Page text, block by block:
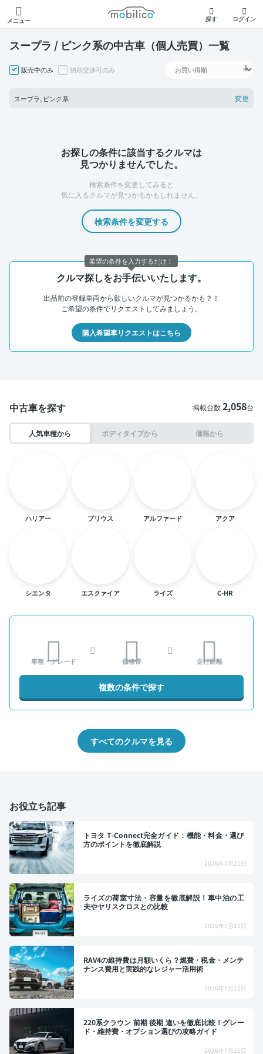
メニュー
モビリコ
探す ログイン
スープラ / ピンク系の中古車（個人売買）一覧
販売中のみ 納期交渉可のみ
スープラ, ピンク系 変更
お探しの条件に該当するクルマは
見つかりませんでした。
検索条件を変更してみると
気に入るクルマが見つかるかもしれません。
検索条件を変更する
クルマ探しをお手伝いいたします。
出品前の登録車両から欲しいクルマが見つかるかも？！
ご希望の条件でリクエストしてみましょう。
購入希望車リクエストはこちら
中古車を探す 掲載台数2,058台
人気車種から ボディタイプから 価格から
ハリアー プリウス アルファード アクア
シエンタ エスクァイア ライズ C-HR
車種・グレード 価格帯 走行距離
複数の条件で探す
すべてのクルマを見る
お役立ち記事
トヨタ T-Connect完全ガイド：機能・料金・選び
方のポイントを徹底解説
2026年7月21日
ライズの荷室寸法・容量を徹底解説！車中泊の工
夫やヤリスクロスとの比較
2026年7月21日
RAV4の維持費は月額いくら？燃費・税金・メンテ
ナンス費用と実践的なレジャー活用術
2026年7月21日
220系クラウン 前期 後期 違いを徹底比較！グレー
ド・維持費・オプション選びの攻略ガイド
2026年7月21日
希望の条件を入力するだけ！